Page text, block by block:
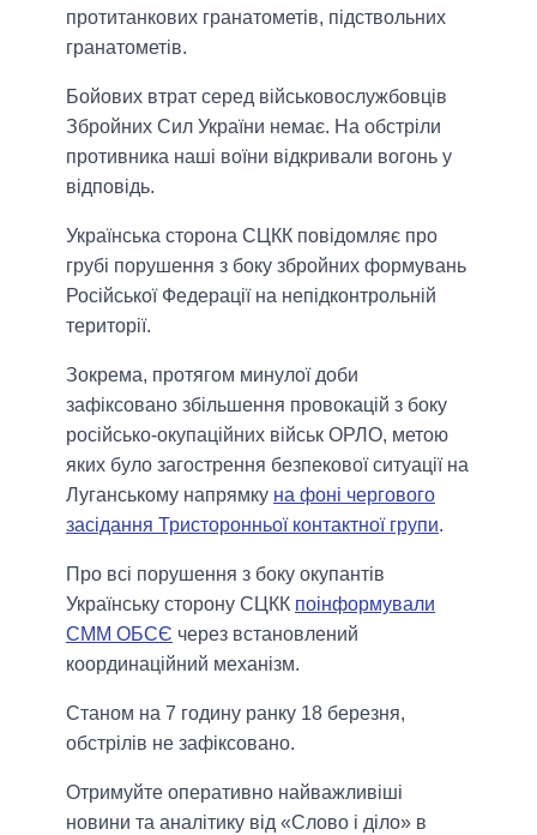
протитанкових гранатометів, підствольних
гранатометів.
Бойових втрат серед військовослужбовців
Збройних Сил України немає. На обстріли
противника наші воїни відкривали вогонь у
відповідь.
Українська сторона СЦКК повідомляє про
грубі порушення з боку збройних формувань
Російської Федерації на непідконтрольній
території.
Зокрема, протягом минулої доби
зафіксовано збільшення провокацій з боку
російсько-окупаційних військ ОРЛО, метою
яких було загострення безпекової ситуації на
Луганському напрямку на фоні чергового
засідання Тристоронньої контактної групи.
Про всі порушення з боку окупантів
Українську сторону СЦКК поінформували
СММ ОБСЄ через встановлений
координаційний механізм.
Станом на 7 годину ранку 18 березня,
обстрілів не зафіксовано.
Отримуйте оперативно найважливіші
новини та аналітику від «Слово і діло» в